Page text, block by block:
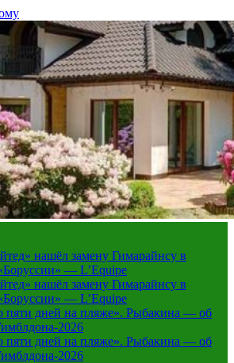
нашёл замену Гимарайнсу в
— L’Equipe
нашёл замену Гимарайнсу в
— L’Equipe
пяти дней на пляже». Рыбакина — об
2026
пяти дней на пляже». Рыбакина — об
2026